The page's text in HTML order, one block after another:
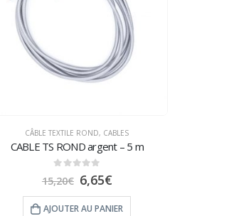
CÂBLE TEXTILE ROND, CABLES
CABLE TS ROND argent – 5 m
sur 5
15,20€ 6,65€
AJOUTER AU PANIER